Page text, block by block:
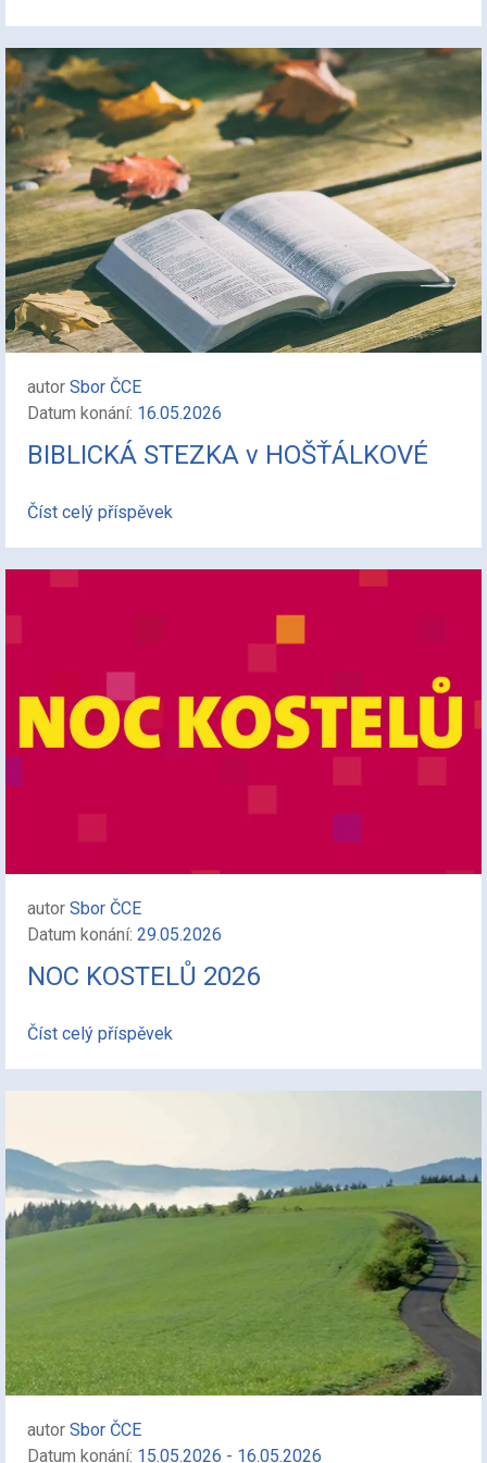
autor Sbor ČCE
Datum konání: 16.05.2026
BIBLICKÁ STEZKA v HOŠŤÁLKOVÉ
Číst celý příspěvek
autor Sbor ČCE
Datum konání: 29.05.2026
NOC KOSTELŮ 2026
Číst celý příspěvek
autor Sbor ČCE
Datum konání: 15.05.2026 - 16.05.2026